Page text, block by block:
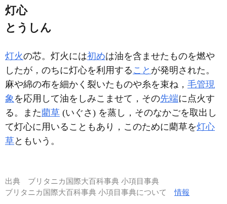
灯心
とうしん
灯火の芯。灯火には初めは油を含ませたものを燃や
したが，のちに灯心を利用する こと が発明された。
麻や綿の布を細かく裂いたものや糸を束ね， 毛管現
象を応用して油をしみこませて，その先端に点火す
る。また藺草 (いぐさ) を蒸し，そのなかごを取出し
て灯心に用いることもあり，このために藺草を灯心
草ともいう。
出典 ブリタニカ国際大百科事典 小項目事典
ブリタニカ国際大百科事典 小項目事典について情報